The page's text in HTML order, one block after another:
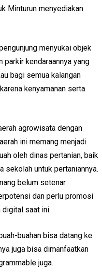
Minturun menyediakan
menyukai objek
parkir kendaraannya yang
bagi semua kalangan
kenyamanan serta
agrowisata dengan
ini memang menjadi
oleh dinas pertanian, baik
sekolah untuk pertaniannya.
belum setenar
dan perlu promosi
digital saat ini.
buahan bisa datang ke
juga bisa dimanfaatkan
juga.